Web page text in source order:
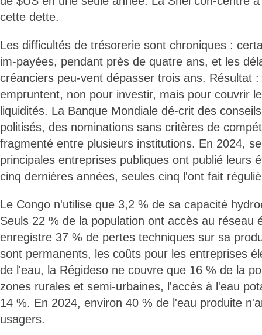
cette dette.
Les difficultés de trésorerie sont chroniques :
im-payées, pendant près de quatre ans, et les
créanciers peu-vent dépasser trois ans. Résultat
empruntent, non pour investir, mais pour couvrir
liquidités. La Banque Mondiale dé-crit des
politisés, des nominations sans critères de
fragmenté entre plusieurs institutions. En 2024,
principales entreprises publiques ont publié leurs
cinq dernières années, seules cinq l'ont fait
Le Congo n'utilise que 3,2 % de sa capacité
Seuls 22 % de la population ont accès au réseau
enregistre 37 % de pertes techniques sur sa
sont permanents, les coûts pour les entreprises
de l'eau, la Régideso ne couvre que 16 % de la
zones rurales et semi-urbaines, l'accès à l'eau
14 %. En 2024, environ 40 % de l'eau produite
usagers.